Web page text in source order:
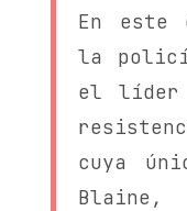
En este
la
el líder
cuya